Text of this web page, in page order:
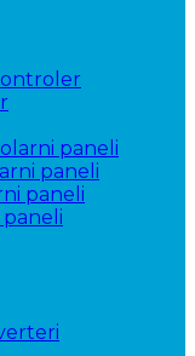
paneli
paneli
paneli
paneli